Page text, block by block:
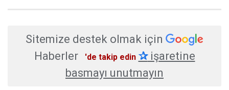
Sitemize destek olmak için
Haberler
'de takip edin ✰işaretine
basmayı unutmayın